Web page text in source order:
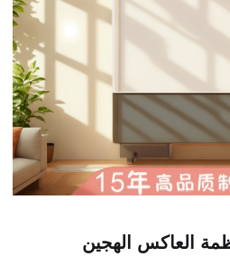
العاكس الهجين